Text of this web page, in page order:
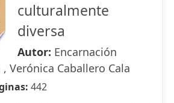
culturalmente
diversa
Autor: Encarnación
Verónica Caballero Cala
442